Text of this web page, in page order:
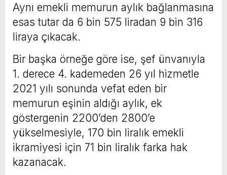
Aynı emekli memurun aylık bağlanmasına
esas tutar da 6 bin 575 liradan 9 bin 316
liraya çıkacak.
Bir başka örneğe göre ise, şef ünvanıyla
1. derece 4. kademeden 26 yıl hizmetle
2021 yılı sonunda vefat eden bir
memurun eşinin aldığı aylık, ek
göstergenin 2200’den 2800’e
yükselmesiyle, 170 bin liralık emekli
ikramiyesi için 71 bin liralık farka hak
kazanacak.